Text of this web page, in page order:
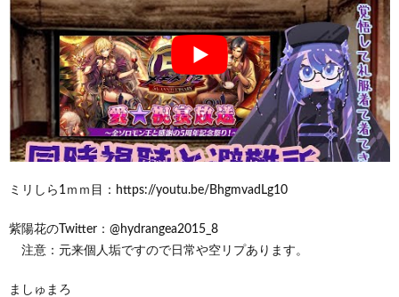
ミリしら1ｍｍ目：https://youtu.be/BhgmvadLg10
紫陽花のTwitter：@hydrangea2015_8
注意：元来個人垢ですので日常や空リプあります。
ましゅまろ